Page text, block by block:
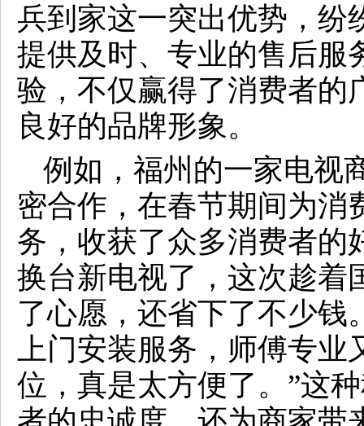
兵到家这一突出优势，纷
提供及时、专业的售后服
验，不仅赢得了消费者的
良好的品牌形象。
例如，福州的一家电视
密合作，在春节期间为消
务，收获了众多消费者的
换台新电视了，这次趁着
了心愿，还省下了不少钱
上门安装服务，师傅专
位，真是太方便了。”这